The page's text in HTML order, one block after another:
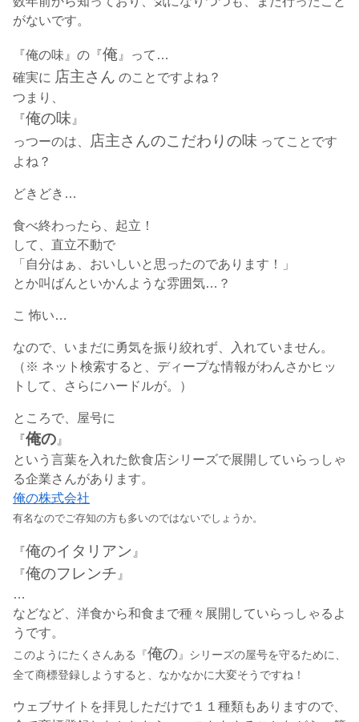
がないです。
『俺の味』の『俺 』って…
確実に 店主さん のことですよね？
つまり、
『俺の味 』
っつーのは、
店主さんのこだわりの味 ってことです
よね？
どきどき…
食べ終わったら、起立！
して、直立不動で
「 自分はぁ、おいしいと思ったのであります！
」
とか叫ばんといかんような雰囲気…？
こ 怖い…
なので、いまだに勇気を振り絞れず、入れていません。
（※ ネット検索すると、ディープな情報がわんさかヒッ
トして、さらにハードルが。）
ところで、屋号に
『俺の 』
という言葉を入れた飲食店シリーズで展開していらっしゃ
る企業さんがあります。
俺の株式会社
有名なのでご存知の方も多いのではないでしょうか。
『俺のイタリアン 』
『俺のフレンチ 』
…
などなど、洋食から和食まで種々展開していらっしゃるよ
うです。
このようにたくさんある『俺の 』シリーズの屋号を守るために、
全て商標登録しようすると、なかなかに大変そうですね！
ウェブサイトを拝見しただけで１１種類もありますので、